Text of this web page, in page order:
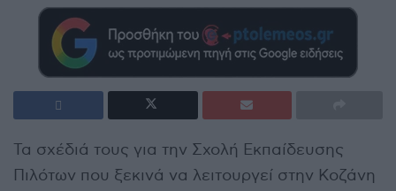
Τα σχέδιά τους για την Σχολή Εκπαίδευσης
Πιλότων που ξεκινά να λειτουργεί στην Κοζάνη